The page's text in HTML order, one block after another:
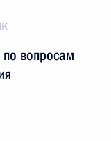
по вопросам